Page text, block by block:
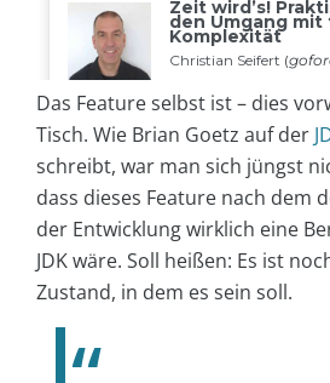
Das Feature selbst ist – dies
Tisch. Wie Brian Goetz auf der
schreibt, war man sich jüngst
dass dieses Feature nach dem
der Entwicklung wirklich eine
JDK wäre. Soll heißen: Es ist
Zustand, in dem es sein soll.